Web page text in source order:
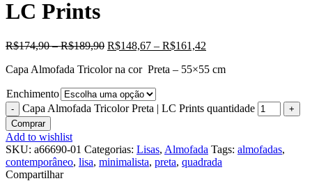
LC Prints
R$174,90–R$189,90 R$148,67 – R$161,42
Capa Almofada Tricolor na cor Preta – 55×55 cm
Enchimento
Capa Almofada Tricolor Preta | LC Prints quantidade
Comprar
Add to wishlist
SKU: a66690-01 Categorias: Lisas, Almofada Tags: almofadas,
contemporâneo, lisa, minimalista, preta, quadrada
Compartilhar